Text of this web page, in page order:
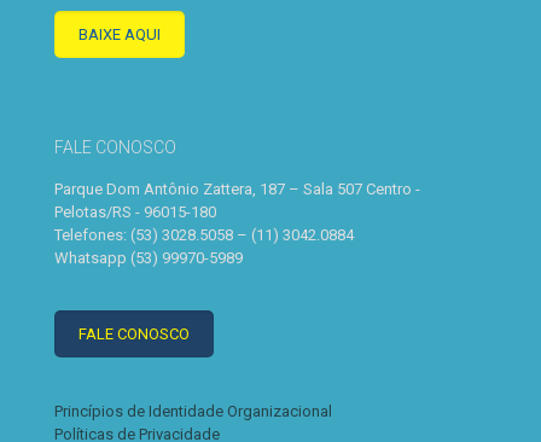
BAIXE AQUI
FALE CONOSCO
Parque Dom Antônio Zattera, 187 – Sala 507 Centro -
Pelotas/RS - 96015-180
Telefones: (53) 3028.5058 – (11) 3042.0884
Whatsapp (53) 99970-5989
FALE CONOSCO
Princípios de Identidade Organizacional
Políticas de Privacidade